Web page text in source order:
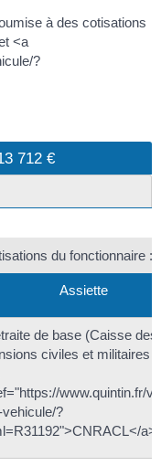
à des cotisations
<a
?
712 €
du fonctionnaire :
Assiette
de base (Caisse des
civiles et militaires
www.quintin.fr/
vehicule/?
a>)